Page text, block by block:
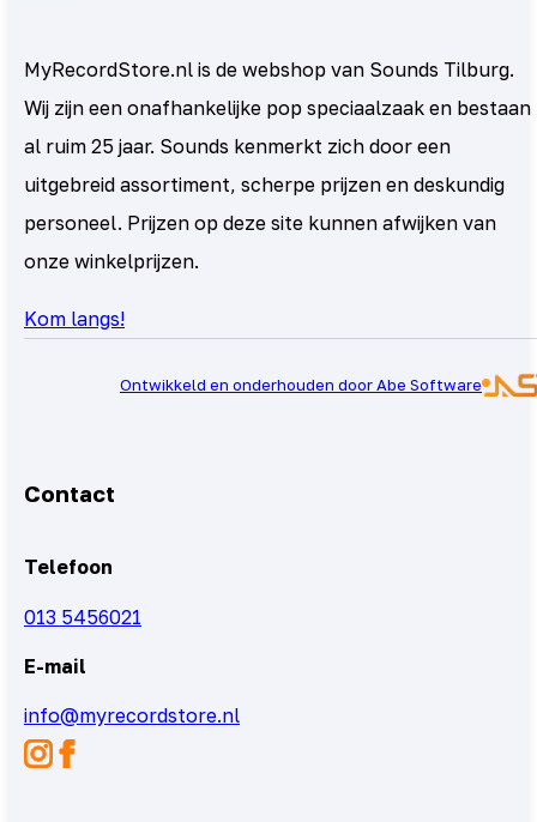
MyRecordStore.nl is de webshop van Sounds Tilburg.
Wij zijn een onafhankelijke pop speciaalzaak en bestaan
al ruim 25 jaar. Sounds kenmerkt zich door een
uitgebreid assortiment, scherpe prijzen en deskundig
personeel. Prijzen op deze site kunnen afwijken van
onze winkelprijzen.
Kom langs!
Ontwikkeld en onderhouden door Abe Software
Contact
Telefoon
013 5456021
E-mail
info@myrecordstore.nl